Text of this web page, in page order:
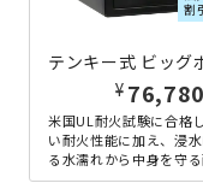
割
¥ 76,780
米国UL耐火試験に合格
い耐火性能に加え、浸水
る水濡れから中身を守
性能も備えた、容量